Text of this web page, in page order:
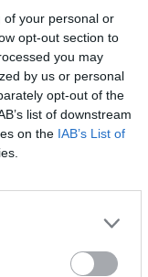
of your personal or
opt-out section to
you may
by us or personal
opt-out of the
list of downstream
on the IAB’s List of